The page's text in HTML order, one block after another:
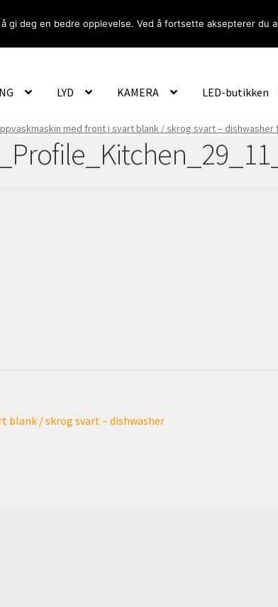
Om Oss
LYD KAMERA LED-butikken
med front i svart blank / skrog svart –
blank / skrog svart – dishwasher
gi deg en bedre opplevelse. Ved å fortsette aksepterer du